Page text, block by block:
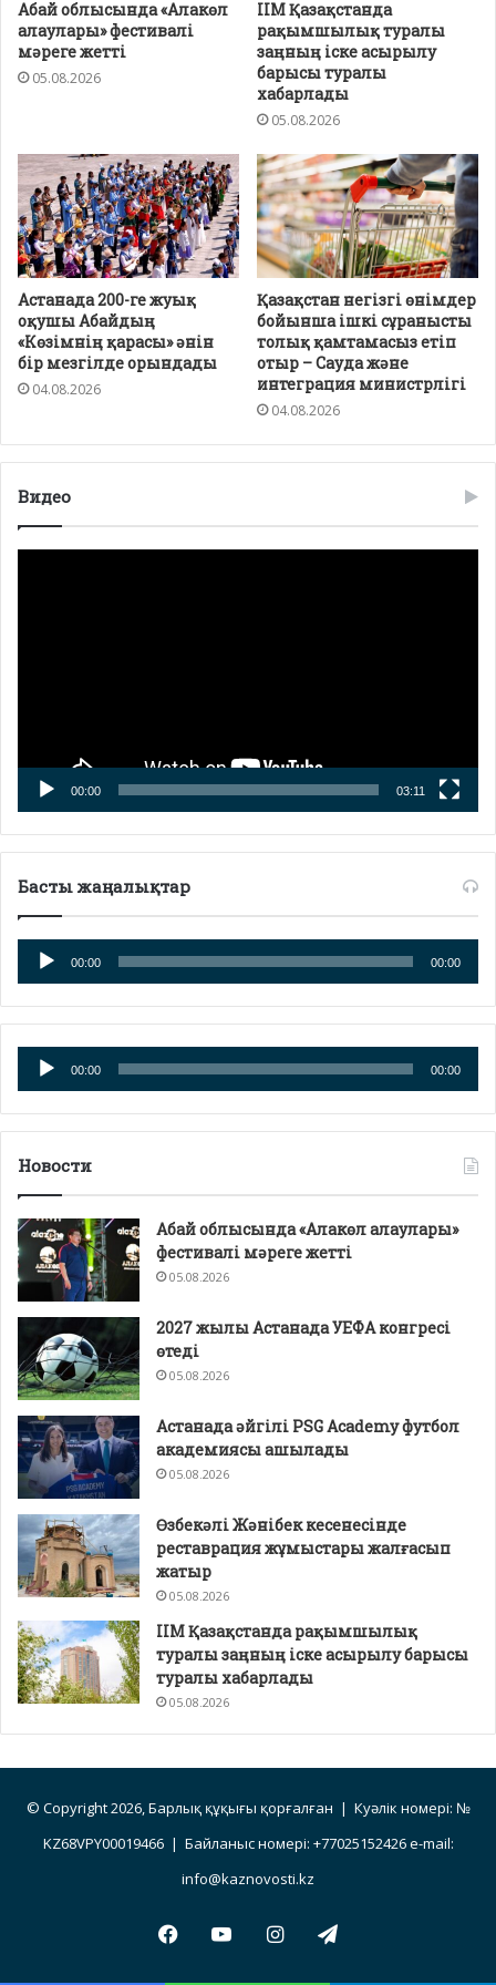
Абай облысында «Алакөл
алаулары» фестивалі
мәреге жетті
05.08.2026
ІІМ Қазақстанда
рақымшылық туралы
заңның іске асырылу
барысы туралы
хабарлады
05.08.2026
Астанада 200-ге жуық
оқушы Абайдың
«Көзімнің қарасы» әнін
бір мезгілде орындады
04.08.2026
Қазақстан негізгі өнімдер
бойынша ішкі сұранысты
толық қамтамасыз етіп
отыр – Сауда және
интеграция министрлігі
04.08.2026
Видео
00:00 03:11
Басты жаңалықтар
Аудио
плейер
00:00 00:00
Аудио
плейер
00:00 00:00
Новости
Абай облысында «Алакөл алаулары»
фестивалі мәреге жетті
05.08.2026
2027 жылы Астанада УЕФА конгресі
өтеді
05.08.2026
Астанада әйгілі PSG Academy футбол
академиясы ашылады
05.08.2026
Өзбекәлі Жәнібек кесенесінде
реставрация жұмыстары жалғасып
жатыр
05.08.2026
ІІМ Қазақстанда рақымшылық
туралы заңның іске асырылу барысы
туралы хабарлады
05.08.2026
© Copyright 2026, Барлық құқығы қорғалған | Куәлік номері: №
KZ68VPY00019466 | Байланыс номері: +77025152426 e-mail:
info@kaznovosti.kz
Facebook
YouTubeInstagramTelegram